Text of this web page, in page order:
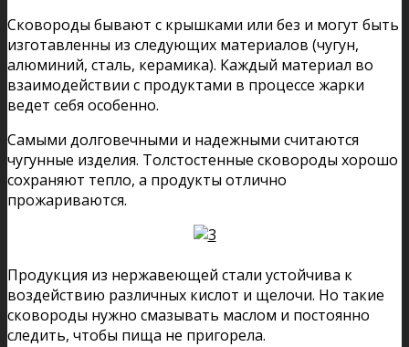
Сковороды бывают с крышками или без и могут быть
изготавленны из следующих материалов (чугун,
алюминий, сталь, керамика). Каждый материал во
взаимодействии с продуктами в процессе жарки
ведет себя особенно.
Самыми долговечными и надежными считаются
чугунные изделия. Толстостенные сковороды хорошо
сохраняют тепло, а продукты отлично
прожариваются.
Продукция из нержавеющей стали устойчива к
воздействию различных кислот и щелочи. Но такие
сковороды нужно смазывать маслом и постоянно
следить, чтобы пища не пригорела.